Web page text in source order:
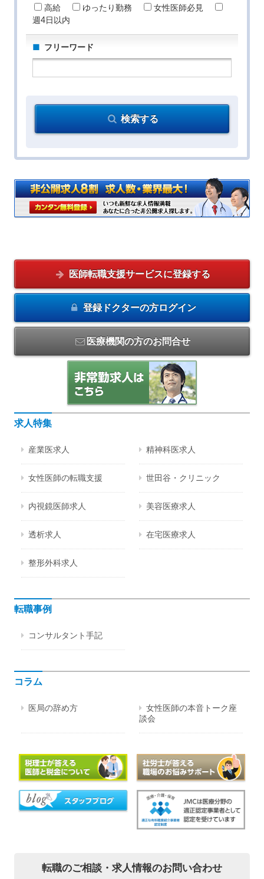
高給 ゆったり勤務
女性医師必見
週4日以内
フリーワード
検索する
医師転職支援サービスに登録する
登録ドクターの方ログイン
医療機関の方のお問合せ
求人特集
産業医求人 精神科医求人
女性医師の転職支援 世田谷・クリニック
内視鏡医師求人 美容医療求人
透析求人 在宅医療求人
整形外科求人
転職事例
コンサルタント手記
コラム
医局の辞め方
女性医師の本音トーク座
談会
転職のご相談・ 求人情報のお問い合わせ